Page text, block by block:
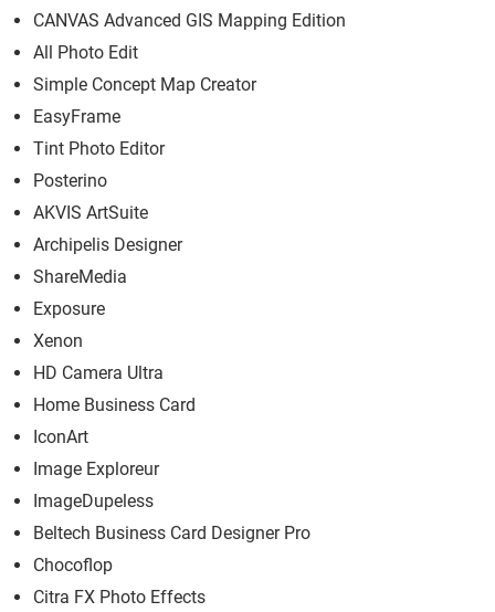
CANVAS Advanced GIS Mapping Edition
All Photo Edit
Simple Concept Map Creator
EasyFrame
Tint Photo Editor
Posterino
AKVIS ArtSuite
Archipelis Designer
ShareMedia
Exposure
Xenon
HD Camera Ultra
Home Business Card
IconArt
Image Exploreur
ImageDupeless
Beltech Business Card Designer Pro
Chocoflop
Citra FX Photo Effects